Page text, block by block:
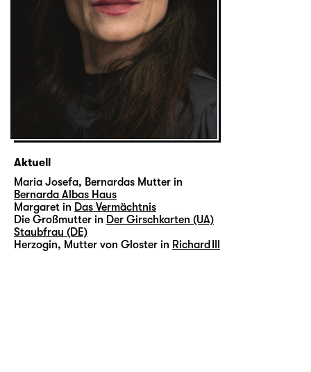
Aktuell
Maria Josefa, Bernardas Mutter in
Bernarda Albas Haus
Margaret in Das Vermächtnis
Die Großmutter in Der Girschkarten (UA)
Staubfrau (DE)
Herzogin, Mutter von Gloster in Richard III